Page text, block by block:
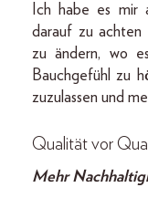
Ich habe es mir
darauf zu achten
zu ändern, wo
Bauchgefühl zu
zuzulassen und
Qualität vor
Mehr